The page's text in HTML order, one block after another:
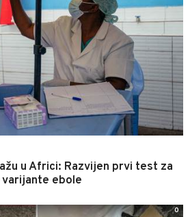
u Africi: Razvijen prvi test za
ebole
0